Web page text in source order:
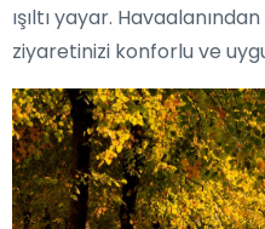
ışıltı yayar.
ziyaretinizi konforlu ve